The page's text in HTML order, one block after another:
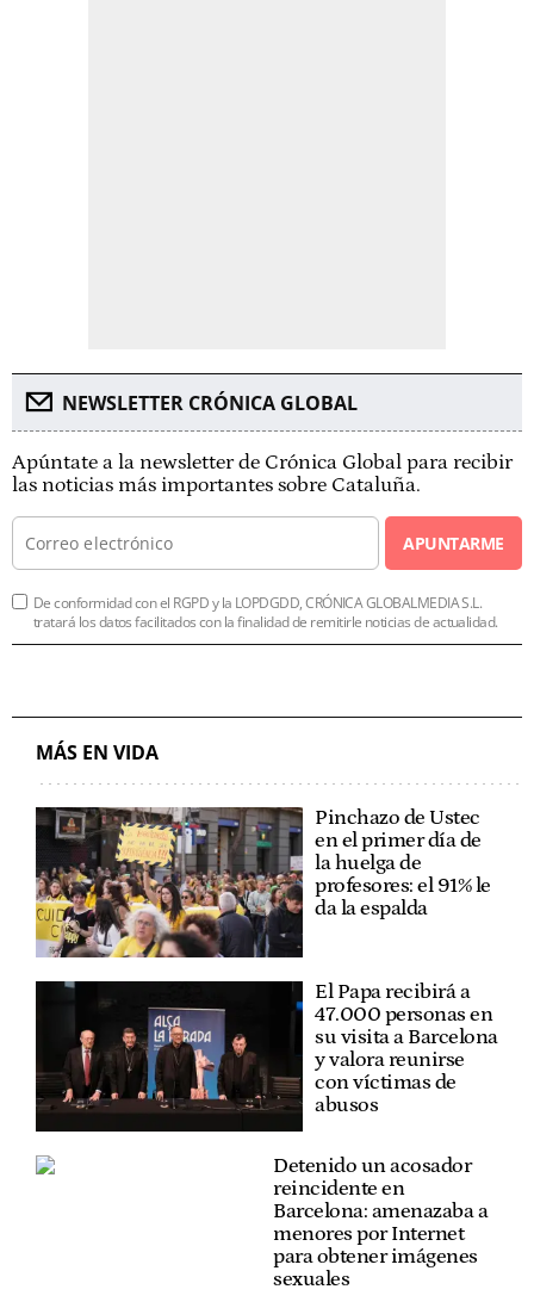
NEWSLETTER CRÓNICA GLOBAL
Apúntate a la newsletter de Crónica Global para recibir
las noticias más importantes sobre Cataluña.
APUNTARME
De conformidad con el RGPD y la LOPDGDD, CRÓNICA GLOBALMEDIA S.L.
tratará los datos facilitados con la finalidad de remitirle noticias de actualidad.
MÁS EN VIDA
Pinchazo de Ustec
en el primer día de
la huelga de
profesores: el 91% le
da la espalda
El Papa recibirá a
47.000 personas en
su visita a Barcelona
y valora reunirse
con víctimas de
abusos
Detenido un acosador
reincidente en
Barcelona: amenazaba a
menores por Internet
para obtener imágenes
sexuales